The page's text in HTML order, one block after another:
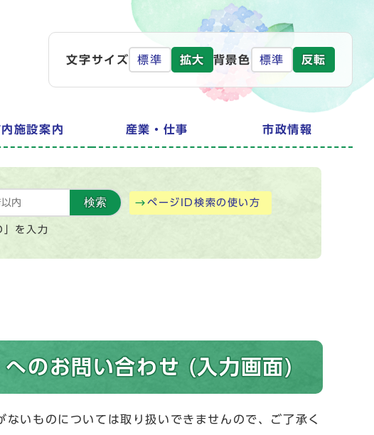
文字サイズ 標準 拡大 背景色 標準 反転
施設案内 産業・仕事 市政情報
」を入力
検索 ページID検索の使い方
へのお問い合わせ (入力画面)
いものについては取り扱いできませんので、ご了承く